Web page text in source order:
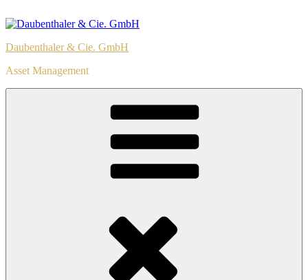
Inhalt
Daubenthaler & Cie. GmbH
Asset Management